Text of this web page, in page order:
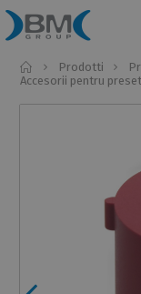
Home
Prodotti
Accesorii pentru